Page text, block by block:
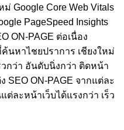
Google Core Web Vitals
PageSpeed Insights
ON-PAGE ต่อเนื่อง
นหาไชยปราการ เชียงใหม่
กว่า อันดับนิ่งกว่า ติดหน้า
SEO ON-PAGE จากแต่ละ
ละหน้าเว็บได้แรงกว่า เร็ว